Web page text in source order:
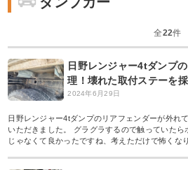
全22件
日野レンジャー4tダンプ
理！壊れた取付ステーを
2024年6月29日
日野レンジャー4tダンプのリアフェンダーが外れ
いただきました。 グラグラするので触っていた
じゃなくて良かったですね、考えただけで怖くな